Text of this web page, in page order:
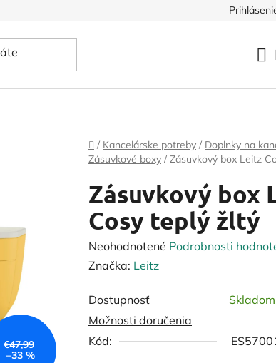
Domov
/ Kancelárske potreby / Doplnky na
Zásuvkové boxy / Zásuvkový box Leitz
Zásuvkový box
Cosy teplý žltý
Priemerné
hodnotenie
je
0,0
z
Neohodnotené Podrobnosti
Značka: Leitz
Dostupnosť Skladom
Možnosti doručenia
Kód:
€47,99
–33 %